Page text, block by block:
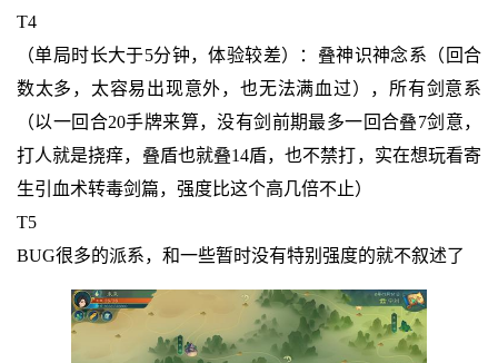
T4
（单局时长大于5分钟，体验较差）：叠神识神念系（回合
数太多，太容易出现意外，也无法满血过），所有剑意系
（以一回合20手牌来算，没有剑前期最多一回合叠7剑意，
打人就是挠痒，叠盾也就叠14盾，也不禁打，实在想玩看寄
生引血术转毒剑篇，强度比这个高几倍不止）
T5
BUG很多的派系，和一些暂时没有特别强度的就不叙述了